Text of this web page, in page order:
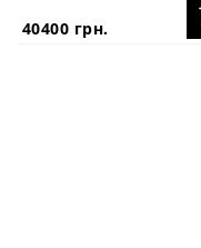
40400 грн.